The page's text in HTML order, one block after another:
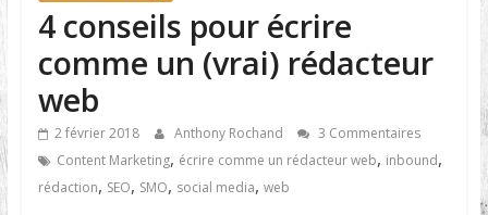
4 conseils pour écrire
comme un (vrai) rédacteur
web
2 février 2018 Anthony Rochand
3 Commentaires
Content Marketing, écrire comme un rédacteur web, inbound,
rédaction, SEO, SMO, social media, web